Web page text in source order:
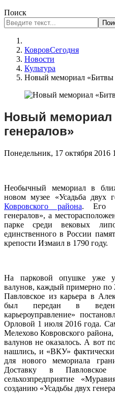
Поиск
КовровСегодня
Новости
Культура
Новый мемориал «Битвы
Новый мемориал
генералов»
Понедельник, 17 октября 2016
Необычный мемориал в
новом музее «Усадьба двух
Ковровского района. Его
генералов», а
парке среди вековых
единственного в России
крепости Измаил в 1790 году.
На парковой опушке уже
валунов, каждый примерно по
Павловское из карьера в
был передан в
карьероуправление»
Орловой 1 июля 2016 года.
Мелехово Ковровского
валунов не оказалось. А вот
нашлись, и «ВКУ»
для нового мемориала
Доставку в
сельхозпредприятие
созданию «Усадьбы двух